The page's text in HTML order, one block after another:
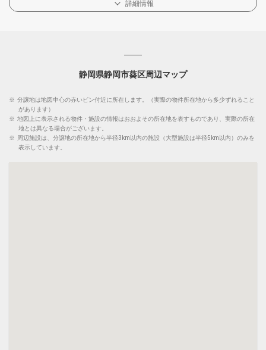
詳細情報
静岡県静岡市葵区周辺マップ
※ 分譲地は地図中心の赤いピン付近に所在します。（実際の物件所在地から多少ずれること
があります）
※ 地図上に表示される物件・施設の情報はおおよその所在地を表すものであり、実際の所在
地とは異なる場合がございます。
※
周辺施設は、分譲地の所在地から半径3km以内の施設（大型施設は半径5km以内）のみを
表示しています。